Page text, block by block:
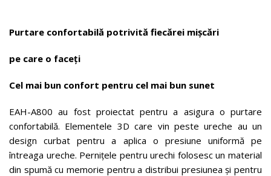
Purtare confortabilă potrivită fiecărei mișcări
pe care o faceți
Cel mai bun confort pentru cel mai bun sunet
EAH-A800 au fost proiectat pentru a asigura o purtare
confortabilă. Elementele 3D care vin peste ureche au un
design curbat pentru a aplica o presiune uniformă pe
întreaga ureche. Pernițele pentru urechi folosesc un material
din spumă cu memorie pentru a distribui presiunea și pentru